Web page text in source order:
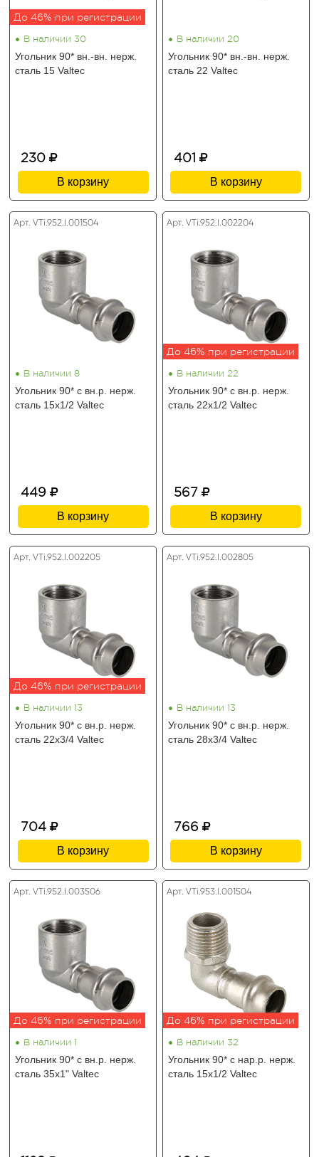
До 46% при регистрации
• В наличии 30
Угольник 90* вн.-вн. нерж.
сталь 15 Valtec
230
В корзину
• В наличии 20
Угольник 90* вн.-вн. нерж.
сталь 22 Valtec
401
В корзину
Арт. VTi.952.I.001504
• В наличии 8
Угольник 90* с вн.р. нерж.
сталь 15х1/2 Valtec
449
В корзину
Арт. VTi.952.I.002204
До 46% при регистрации
• В наличии 22
Угольник 90* с вн.р. нерж.
сталь 22х1/2 Valtec
567
В корзину
Арт. VTi.952.I.002205
До 46% при регистрации
• В наличии 13
Угольник 90* с вн.р. нерж.
сталь 22х3/4 Valtec
704
В корзину
Арт. VTi.952.I.002805
• В наличии 13
Угольник 90* с вн.р. нерж.
сталь 28х3/4 Valtec
766
В корзину
Арт. VTi.952.I.003506
До 46% при регистрации
• В наличии 1
Угольник 90* с вн.р. нерж.
сталь 35х1" Valtec
Арт. VTi.953.I.001504
До 46% при регистрации
• В наличии 32
Угольник 90* с нар.р. нерж.
сталь 15х1/2 Valtec